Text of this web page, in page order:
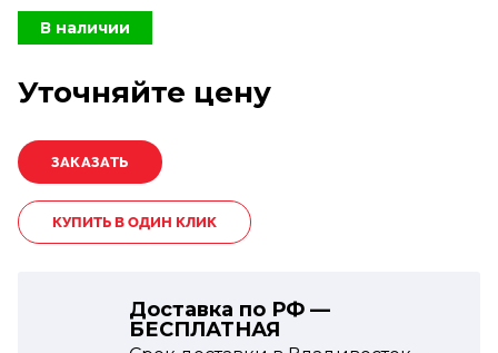
В наличии
Уточняйте цену
КУПИТЬ В ОДИН КЛИК
Доставка по РФ —
БЕСПЛАТНАЯ